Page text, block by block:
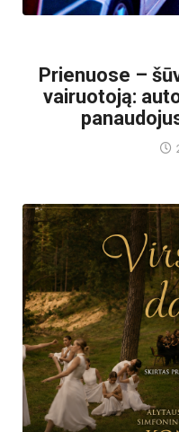
Prienuose –
vairuotoją: